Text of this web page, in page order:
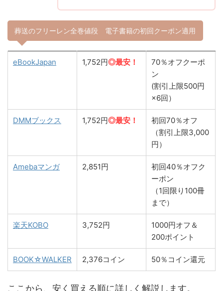
葬送のフリーレン全巻値段 電子書籍の初回クーポン適用
eBookJapan 1,752円◎最安！
70％オフクーポ
ン
(割引上限500円
×6回）
DMMブックス 1,752円◎最安！
初回70％オフ
（割引上限3,000
円）
Amebaマンガ 2,851円
初回40％オフク
ーポン
（1回限り100冊
まで）
楽天KOBO 3,752円
1000円オフ＆
200ポイント
BOOK☆WALKER 2,376コイン 50％コイン還元
ここから、安く買える順に詳しく解説します。